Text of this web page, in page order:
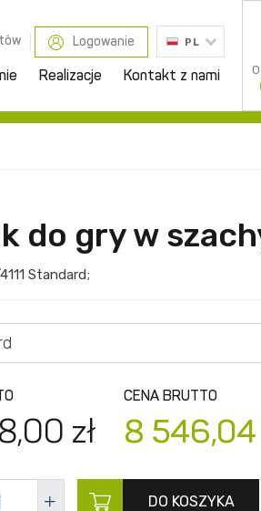
Logowanie PL
Realizacje Kontakt z nami
do gry w
Standard;
00 zł
CENA BRUTTO
8 546,04
DO KOSZYKA